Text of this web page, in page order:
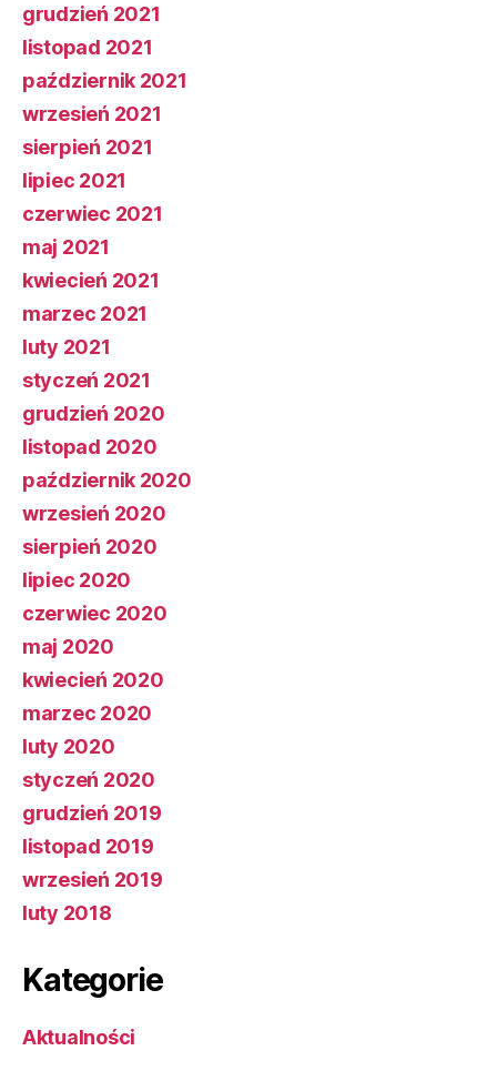
grudzień 2021
listopad 2021
październik 2021
wrzesień 2021
sierpień 2021
lipiec 2021
czerwiec 2021
maj 2021
kwiecień 2021
marzec 2021
luty 2021
styczeń 2021
grudzień 2020
listopad 2020
październik 2020
wrzesień 2020
sierpień 2020
lipiec 2020
czerwiec 2020
maj 2020
kwiecień 2020
marzec 2020
luty 2020
styczeń 2020
grudzień 2019
listopad 2019
wrzesień 2019
luty 2018
Kategorie
Aktualności